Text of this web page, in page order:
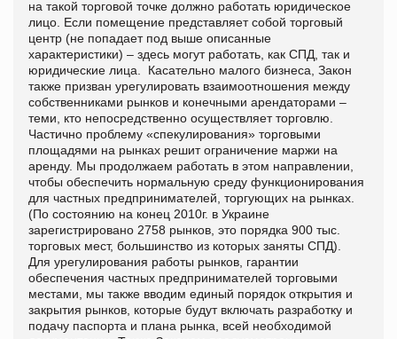
на такой торговой точке должно работать юридическое
лицо. Если помещение представляет собой торговый
центр (не попадает под выше описанные
характеристики) – здесь могут работать, как СПД, так и
юридические лица. Касательно малого бизнеса, Закон
также призван урегулировать взаимоотношения между
собственниками рынков и конечными арендаторами –
теми, кто непосредственно осуществляет торговлю.
Частично проблему «спекулирования» торговыми
площадями на рынках решит ограничение маржи на
аренду. Мы продолжаем работать в этом направлении,
чтобы обеспечить нормальную среду функционирования
для частных предпринимателей, торгующих на рынках.
(По состоянию на конец 2010г. в Украине
зарегистрировано 2758 рынков, это порядка 900 тыс.
торговых мест, большинство из которых заняты СПД).
Для урегулирования работы рынков, гарантии
обеспечения частных предпринимателей торговыми
местами, мы также вводим единый порядок открытия и
закрытия рынков, которые будут включать разработку и
подачу паспорта и плана рынка, всей необходимой